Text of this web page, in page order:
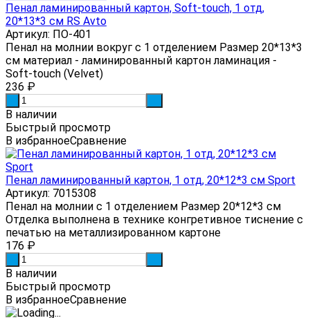
Пенал ламинированный картон, Soft-touch, 1 отд,
20*13*3 см RS Avto
Артикул: ПО-401
Пенал на молнии вокруг с 1 отделением Размер 20*13*3
см материал - ламинированный картон ламинация -
Soft-touch (Velvet)
236 ₽
В наличии
Быстрый просмотр
В избранноеСравнение
Пенал ламинированный картон, 1 отд, 20*12*3 см Sport
Артикул: 7015308
Пенал на молнии с 1 отделением Размер 20*12*3 см
Отделка выполнена в технике конгретивное тиснение с
печатью на металлизированном картоне
176 ₽
В наличии
Быстрый просмотр
В избранноеСравнение